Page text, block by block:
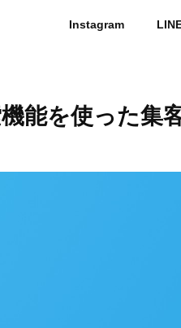
Instagram
能を使った集